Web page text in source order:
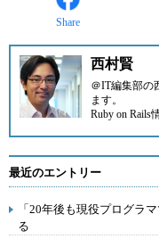
Share
西村賢
＠IT編集部の
ます。
Ruby on Rails
最近のエントリー
「20年後も現役プログラ
る